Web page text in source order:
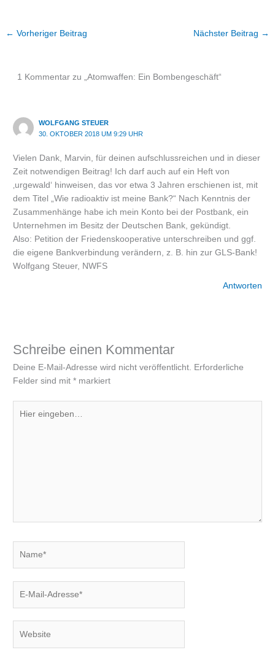
← Vorheriger Beitrag Nächster Beitrag →
1 Kommentar zu „Atomwaffen: Ein Bombengeschäft“
WOLFGANG STEUER
30. OKTOBER 2018 UM 9:29 UHR
Vielen Dank, Marvin, für deinen aufschlussreichen und in dieser
Zeit notwendigen Beitrag! Ich darf auch auf ein Heft von
‚urgewald‘ hinweisen, das vor etwa 3 Jahren erschienen ist, mit
dem Titel „Wie radioaktiv ist meine Bank?“ Nach Kenntnis der
Zusammenhänge habe ich mein Konto bei der Postbank, ein
Unternehmen im Besitz der Deutschen Bank, gekündigt.
Also: Petition der Friedenskooperative unterschreiben und ggf.
die eigene Bankverbindung verändern, z. B. hin zur GLS-Bank!
Wolfgang Steuer, NWFS
Antworten
Schreibe einen Kommentar
Deine E-Mail-Adresse wird nicht veröffentlicht. Erforderliche
Felder sind mit* markiert
eingeben…
Mail-